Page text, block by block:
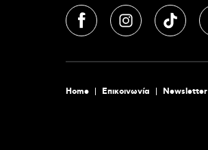
Home Επικοινωνία Newsletter